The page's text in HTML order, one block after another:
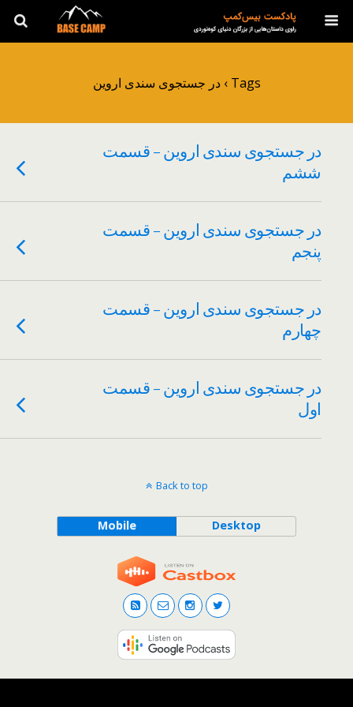
Tags › در جستجوی سندی اروین
در جستجوی سندی اروین – قسمت
ششم
در جستجوی سندی اروین – قسمت
پنجم
در جستجوی سندی اروین – قسمت
چهارم
در جستجوی سندی اروین – قسمت
اول
Back to top
Mobile Desktop